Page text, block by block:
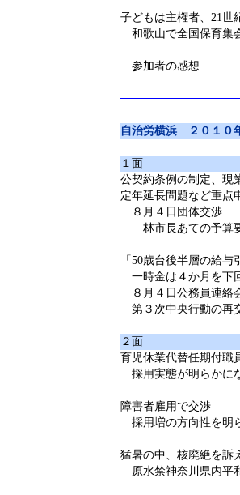
子どもは主権者、21世
和歌山で全国保育集
参加者の感想
自治労横浜 ２０１０
１面
公契約条例の制定、現
定年延長問題など重点
８月４日団体交渉
林市長あての予算
「50歳台後半層の給
一時金は４か月を下
８月４日公務員連絡
第３次中央行動の再
２面
育児休業代替任期付職
採用実態が明らかに
障害者雇用で交渉
採用増の方向性を明
猛暑の中、核廃絶を訴
原水禁神奈川県内平